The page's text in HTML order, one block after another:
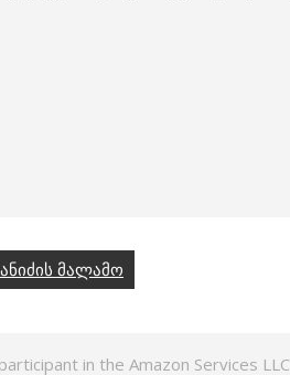
მალამო
in the Amazon Services